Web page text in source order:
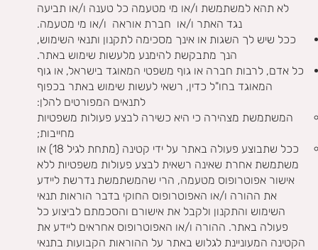
לא תהא למשתמשת ו/או מי מטעמה כל טענה ו/או תביעה
נגד האתר ו/או חברת אוראה ו/או מי מטעמה.
ככל שיש לך השגות או אינך מסכימה לתקנון ותנאי השימוש,
הנך מתבקשת להימנע מלעשות שימוש באתר.
כל אדם, לרבות חברה או גוף משפטי המאוגד בישראל, או גוף
המאוגד בחו"ל כדין, רשאי לעשות שימוש באתר בכפוף
לתנאים המפורטים להלן:
המשתמשת מצהירה כי היא כשירה לבצע פעולות משפטיות
מחייבות;
ככל שתבוצע פעולה באתר על ידי קטינה (מתחת לגיל 18) או
משתמשת אחרת שאינה רשאית לבצע פעולות משפטיות ללא
אישור אפוטרופוס מטעמה, הרי שהמשתמשת נדרשת ליידע
את ההורה ו/או האפוטרופוס החוקי בדבר הוראות תנאי
השימוש והתקנון ולקבל את אישורם והסכמתם לביצוע כל
פעולה באתר. ההורה ו/או האפוטרופוס אחראים ליידע את
הקטינה המעוניינת לגלוש באתר על ההוראות הקבועות בתנאי